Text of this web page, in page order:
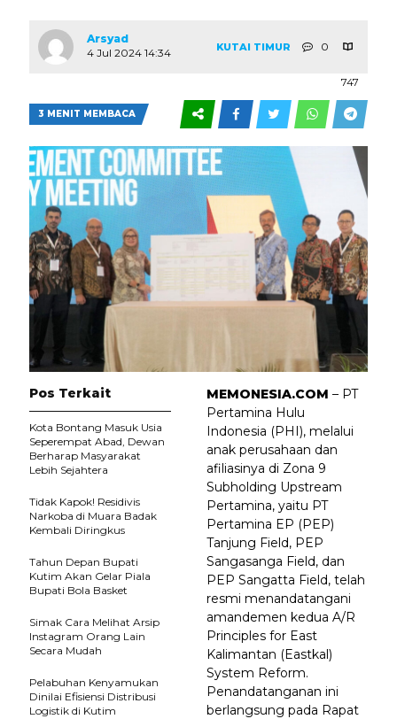
Arsyad
4 Jul 2024 14:34
KUTAI TIMUR 0
747
3 MENIT MEMBACA
MEMONESIA.COM – PT
Pertamina Hulu
Indonesia (PHI), melalui
anak perusahaan dan
afiliasinya di Zona 9
Subholding Upstream
Pertamina, yaitu PT
Pertamina EP (PEP)
Tanjung Field, PEP
Sangasanga Field, dan
PEP Sangatta Field, telah
resmi menandatangani
amandemen kedua A/R
Principles for East
Kalimantan (Eastkal)
System Reform.
Penandatanganan ini
berlangsung pada Rapat
Pos Terkait
Kota Bontang Masuk Usia
Seperempat Abad, Dewan
Berharap Masyarakat
Lebih Sejahtera
Tidak Kapok! Residivis
Narkoba di Muara Badak
Kembali Diringkus
Tahun Depan Bupati
Kutim Akan Gelar Piala
Bupati Bola Basket
Simak Cara Melihat Arsip
Instagram Orang Lain
Secara Mudah
Pelabuhan Kenyamukan
Dinilai Efisiensi Distribusi
Logistik di Kutim